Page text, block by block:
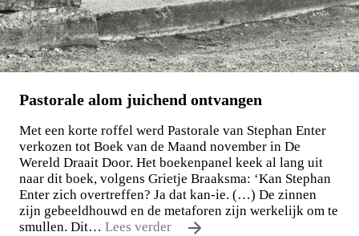
Pastorale alom juichend ontvangen
Met een korte roffel werd Pastorale van Stephan Enter
verkozen tot Boek van de Maand november in De
Wereld Draait Door. Het boekenpanel keek al lang uit
naar dit boek, volgens Grietje Braaksma: ‘Kan Stephan
Enter zich overtreffen? Ja dat kan-ie. (…) De zinnen
zijn gebeeldhouwd en de metaforen zijn werkelijk om te
smullen. Dit… Lees verder